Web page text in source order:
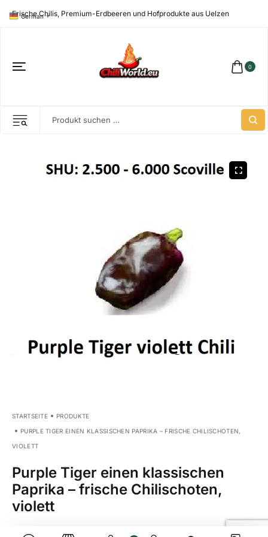
Frische Chilis, Premium-Erdbeeren und Hofprodukte aus Uelzen
0
STARTSEITE PRODUKTE
PURPLE TIGER EINEN KLASSISCHEN PAPRIKA – FRISCHE CHILISCHOTEN,
VIOLETT
Purple Tiger einen klassischen
Paprika – frische Chilischoten,
violett
German ▼